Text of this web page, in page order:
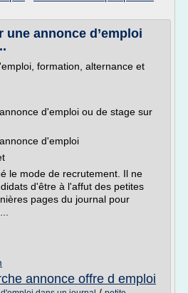
une annonce d’emploi
formation, alternance et
d'emploi ou de stage sur
d'emploi
le mode de recrutement. Il ne
d'être à l'affut des petites
pages du journal pour
annonce offre d emploi